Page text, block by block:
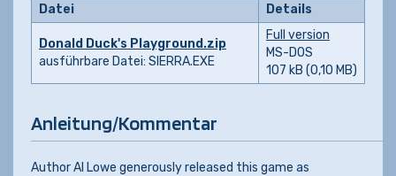
Datei Details
Donald Duck's Playground.zip
ausführbare Datei: SIERRA.EXE
Full version
MS-DOS
107 kB (0,10 MB)
Anleitung/Kommentar
Author Al Lowe generously released this game as